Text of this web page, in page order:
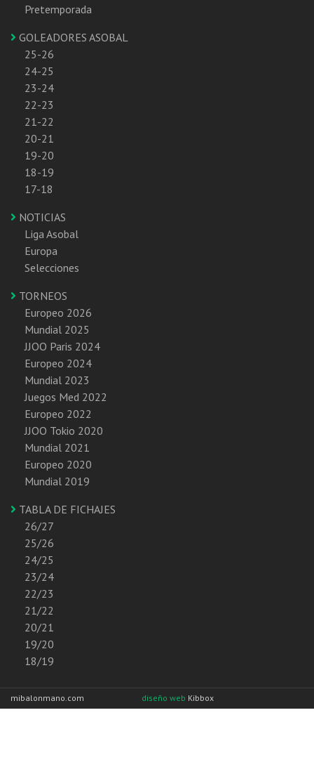
Pretemporada
GOLEADORES ASOBAL
25-26
24-25
23-24
22-23
21-22
20-21
19-20
18-19
17-18
NOTICIAS
Liga Asobal
Europa
Selecciones
TORNEOS
Europeo 2026
Mundial 2025
JJOO Paris 2024
Europeo 2024
Mundial 2023
Juegos Med 2022
Europeo 2022
JJOO Tokio 2020
Mundial 2021
Europeo 2020
Mundial 2019
TABLA DE FICHAJES
26/27
25/26
24/25
23/24
22/23
21/22
20/21
19/20
18/19
mibalonmano.com diseño web Kibbox